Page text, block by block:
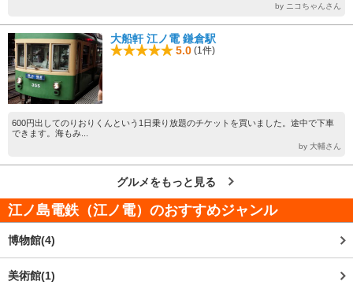
by ニコちゃんさん
大船軒 江ノ電 鎌倉駅
5.0 (1件)
600円出してのりおりくんという1日乗り放題のチケットを買いました。途中で下車
できます。海もみ...
by 大輔さん
グルメをもっと見る
江ノ島電鉄（江ノ電） のおすすめジャンル
博物館(4)
美術館(1)